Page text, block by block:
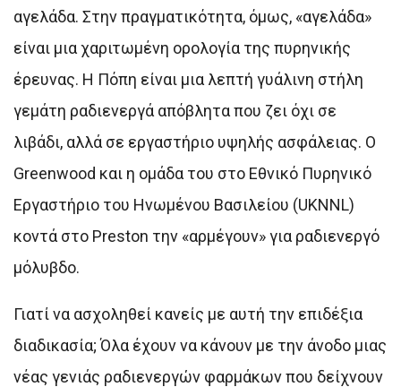
αγελάδα. Στην πραγματικότητα, όμως, «αγελάδα»
είναι μια χαριτωμένη ορολογία της πυρηνικής
έρευνας. Η Πόπη είναι μια λεπτή γυάλινη στήλη
γεμάτη ραδιενεργά απόβλητα που ζει όχι σε
λιβάδι, αλλά σε εργαστήριο υψηλής ασφάλειας. Ο
Greenwood και η ομάδα του στο Εθνικό Πυρηνικό
Εργαστήριο του Ηνωμένου Βασιλείου (UKNNL)
κοντά στο Preston την «αρμέγουν» για ραδιενεργό
μόλυβδο.
Γιατί να ασχοληθεί κανείς με αυτή την επιδέξια
διαδικασία; Όλα έχουν να κάνουν με την άνοδο μιας
νέας γενιάς ραδιενεργών φαρμάκων που δείχνουν